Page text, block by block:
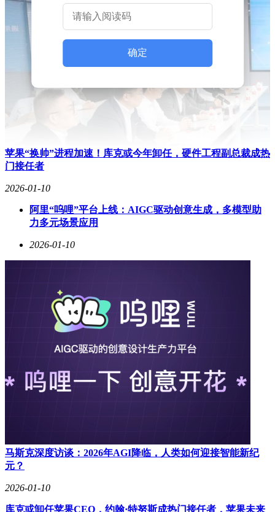
AI解决方案及覆盖全国1-6线城市的服务网络，连续八年保持
观全检终检混检设备，正式切入轮胎制造智能化领域。此次合
作中，联想将依托自研的"大模型+小样本"核心技术，为通用
轮胎。公司近年来持续加大科技创新投入，通过构建AI赋能
的新型制造体系，与清华大学等顶尖院校开展产学研合作，逐
次签约仪式上，通用股份总经理顾萃表示："与联想的合作将
推动公司从内部AI探索转向开放生态共建，为全球轮胎产业
确定
苹果“换帅”进程加速！库克或今年卸任，硬件工程副总裁成热
门接任者
2026-01-10
阿里“呜哩”平台上线：AIGC驱动创意生成，多模型助
力多元场景应用
2026-01-10
马斯克深度访谈：2026年AGI降临，人类如何迎接智能新纪
元？
2026-01-10
库克或卸任苹果CEO，约翰·特努斯成热门接任者，苹果未来